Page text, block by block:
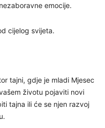
emocije.
cijelog svijeta.
tajni, gdje je mladi Mjesec
životu pojaviti novi
tajna ili će se njen razvoj